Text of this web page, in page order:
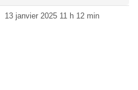
13 janvier 2025 11 h 12 min